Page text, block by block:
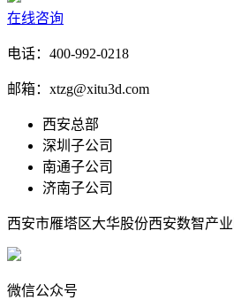
在线咨询
电话：400-992-0218
邮箱：xtzg@xitu3d.com
西安总部
深圳子公司
南通子公司
济南子公司
西安市雁塔区大华股份西安数智产
微信公众号